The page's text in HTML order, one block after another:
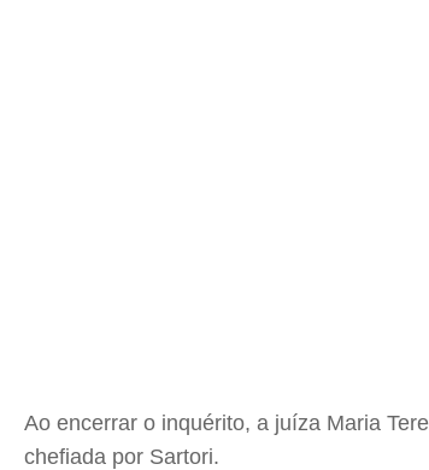
Ao encerrar o inquérito, a juíza Maria
chefiada por Sartori.